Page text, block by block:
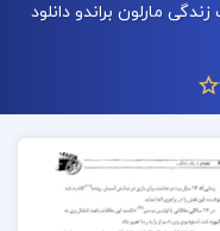
مارلون براندو دانلود